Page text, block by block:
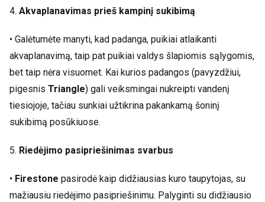
4. Akvaplanavimas prieš kampinį sukibimą
• Galėtumėte manyti, kad padanga, puikiai atlaikanti
akvaplanavimą, taip pat puikiai valdys šlapiomis sąlygomis,
bet taip nėra visuomet. Kai kurios padangos (pavyzdžiui,
pigesnis Triangle) gali veiksmingai nukreipti vandenį
tiesiojoje, tačiau sunkiai užtikrina pakankamą šoninį
sukibimą posūkiuose.
5. Riedėjimo pasipriešinimas svarbus
• Firestone pasirodė kaip didžiausias kuro taupytojas, su
mažiausiu riedėjimo pasipriešinimu. Palyginti su didžiausio